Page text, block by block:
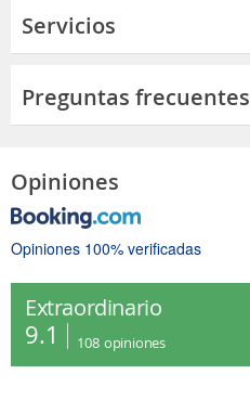
Servicios
Preguntas frecuentes
Opiniones
Opiniones 100% verificadas
Extraordinario
9.1 108 opiniones